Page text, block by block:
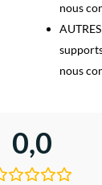
nous
nous
0,0